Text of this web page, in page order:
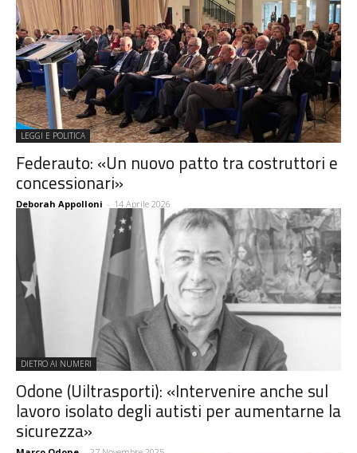
LEGGI E POLITICA
Federauto: «Un nuovo patto tra costruttori e
concessionari»
Deborah Appolloni - 14 Aprile 2026
DIETRO AI NUMERI
Odone (Uiltrasporti): «Intervenire anche sul
lavoro isolato degli autisti per aumentarne la
sicurezza»